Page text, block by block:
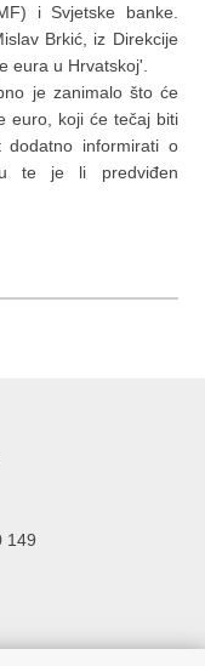
i Svjetske banke.
Brkić, iz Direkcije
eura u Hrvatskoj'.
je zanimalo što će
euro, koji će tečaj biti
dodatno informirati o
te je li predviđen
149